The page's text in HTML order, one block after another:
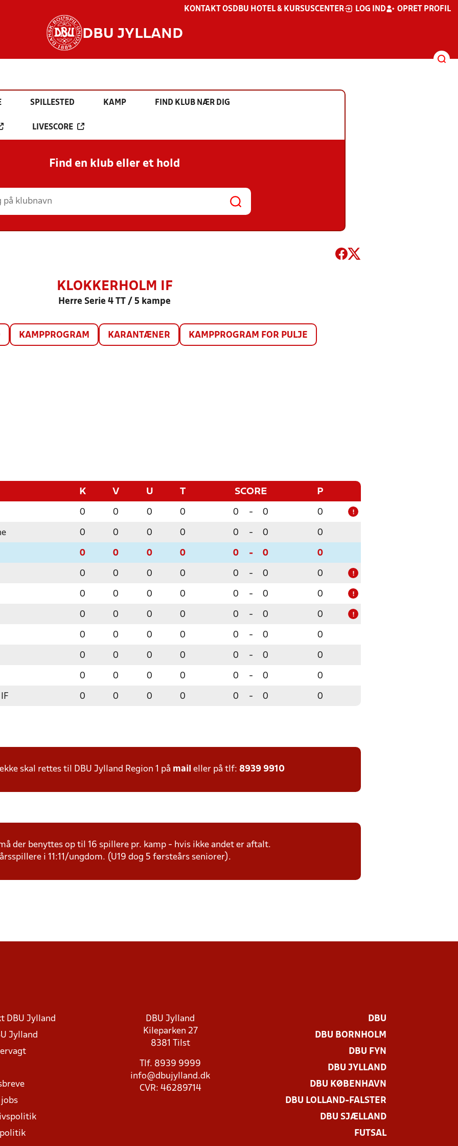
KONTAKT OS DBU HOTEL & KURSUSCENTER LOG IND OPRET PROFIL
DBU JYLLAND
SPILLESTED KAMP FIND KLUB NÆR DIG
LIVESCORE
Find en klub eller et hold
KLOKKERHOLM IF
Herre Serie 4 TT / 5 kampe
KAMPPROGRAM KARANTÆNER KAMPPROGRAM FOR PULJE
K V U T SCORE P
0 0 0 0 0 - 0 0 !
0 0 0 0 0 - 0 0
0 0 0 0 0 - 0 0
0 0 0 0 0 - 0 0 !
0 0 0 0 0 - 0 0 !
0 0 0 0 0 - 0 0 !
0 0 0 0 0 - 0 0
0 0 0 0 0 - 0 0
0 0 0 0 0 - 0 0
0 0 0 0 0 - 0 0
skal rettes til DBU Jylland Region 1 på mail eller på tlf: 8939 9910
der benyttes op til 16 spillere pr. kamp - hvis ikke andet er aftalt.
i 11:11/ungdom. (U19 dog 5 førsteårs seniorer).
DBU Jylland
Jylland
jobs
DBU Jylland
Kileparken 27
8381 Tilst
Tlf. 8939 9999
info@dbujylland.dk
CVR: 46289714
DBU
DBU BORNHOLM
DBU FYN
DBU JYLLAND
DBU KØBENHAVN
DBU LOLLAND-FALSTER
DBU SJÆLLAND
FUTSAL